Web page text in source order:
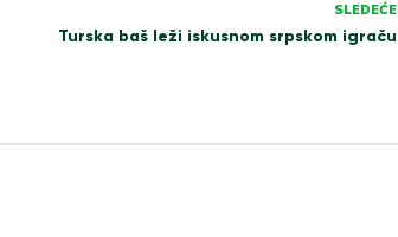
SLEDEĆE
Turska baš leži iskusnom srpskom igraču